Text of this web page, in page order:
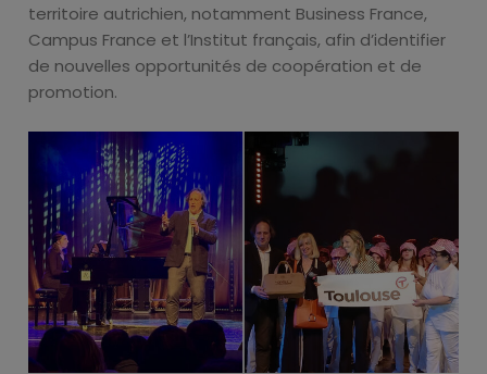
territoire autrichien, notamment Business France,
Campus France et l’Institut français, afin d’identifier
de nouvelles opportunités de coopération et de
promotion.